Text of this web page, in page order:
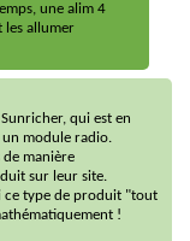
une alim 4
les allumer
qui est en
module radio.
manière
sur leur site.
ce type de produit "tout
!